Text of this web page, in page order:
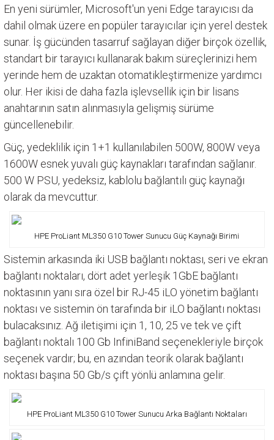
En yeni sürümler, Microsoft'un yeni Edge tarayıcısı da
dahil olmak üzere en popüler tarayıcılar için yerel destek
sunar. İş gücünden tasarruf sağlayan diğer birçok özellik,
standart bir tarayıcı kullanarak bakım süreçlerinizi hem
yerinde hem de uzaktan otomatikleştirmenize yardımcı
olur. Her ikisi de daha fazla işlevsellik için bir lisans
anahtarının satın alınmasıyla gelişmiş sürüme
güncellenebilir.
Güç, yedeklilik için 1+1 kullanılabilen 500W, 800W veya
1600W esnek yuvalı güç kaynakları tarafından sağlanır.
500 W PSU, yedeksiz, kablolu bağlantılı güç kaynağı
olarak da mevcuttur.
HPE ProLiant ML350 G10 Tower Sunucu Güç Kaynağı Birimi
Sistemin arkasında iki USB bağlantı noktası, seri ve ekran
bağlantı noktaları, dört adet yerleşik 1GbE bağlantı
noktasının yanı sıra özel bir RJ-45 iLO yönetim bağlantı
noktası ve sistemin ön tarafında bir iLO bağlantı noktası
bulacaksınız. Ağ iletişimi için 1, 10, 25 ve tek ve çift
bağlantı noktalı 100 Gb InfiniBand seçenekleriyle birçok
seçenek vardır; bu, en azından teorik olarak bağlantı
noktası başına 50 Gb/s çift yönlü anlamına gelir.
HPE ProLiant ML350 G10 Tower Sunucu Arka Bağlantı Noktaları